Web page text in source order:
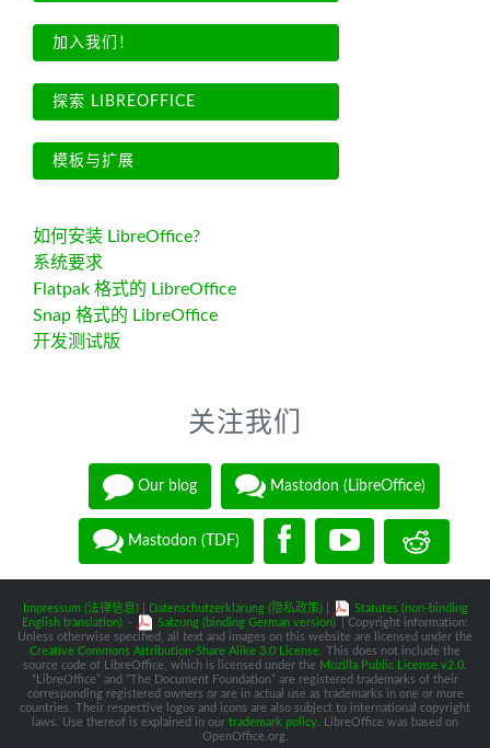
加入我们！
探索 LIBREOFFICE
模板与扩展
如何安装 LibreOffice?
系统要求
Flatpak 格式的 LibreOffice
Snap 格式的 LibreOffice
开发测试版
关注我们
Our blog Mastodon (LibreOffice)
Mastodon (TDF)
Impressum (法律信息)| Datenschutzerklärung (隐私政策)|
Statutes (non-binding
English translation) - Satzung (binding German version)
| Copyright information:
Unless otherwise specified, all text and images on this website are licensed under the
Creative Commons Attribution-Share Alike 3.0 License . This does not include the
source code of LibreOffice, which is licensed under the Mozilla Public License v2.0
“LibreOffice” and “The Document Foundation” are registered trademarks of their
corresponding registered owners or are in actual use as trademarks in one or more
countries. Their respective logos and icons are also subject to international copyright
laws. Use thereof is explained in our trademark policy . LibreOffice was based on
OpenOffice.org.